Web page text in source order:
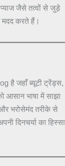
जैसे तत्वों से जुड़े
मदद करते हैं।
है जहाँ ब्यूटी ट्रेंड्स,
आसान भाषा में साझा
और भरोसेमंद तरीके से
दिनचर्या का हिस्सा